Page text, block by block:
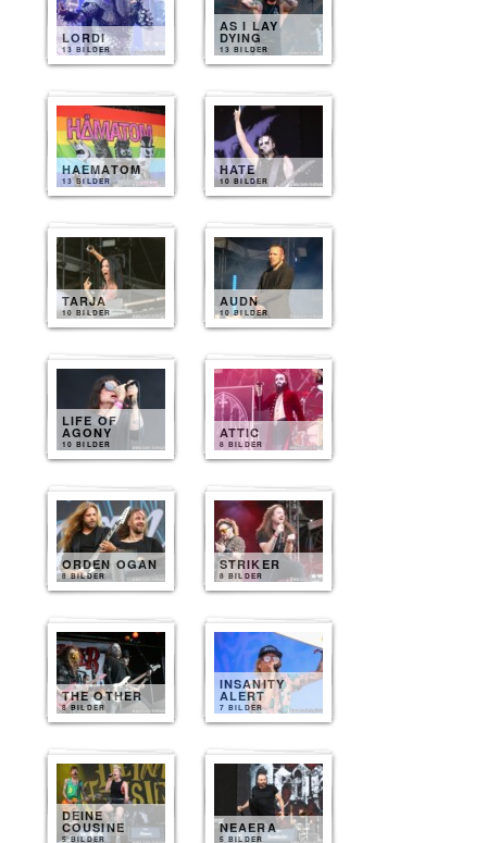
LORDI
13 BILDER
AS I LAY
DYING
13 BILDER
HAEMATOM
13 BILDER
HATE
10 BILDER
TARJA
10 BILDER
AUDN
10 BILDER
LIFE OF
AGONY
10 BILDER
ATTIC
8 BILDER
ORDEN OGAN
8 BILDER
STRIKER
8 BILDER
THE OTHER
8 BILDER
INSANITY
ALERT
7 BILDER
DEINE
COUSINE
5 BILDER
NEAERA
5 BILDER